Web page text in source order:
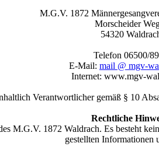
M.G.V. 1872
Morscheider
54320
Telefon 06500/
E-Mail: mail @ mgv-
Internet: www.mgv-
Verantwortlicher gemäß § 10
Rechtliche
M.G.V. 1872 Waldrach. Es besteht
gestellten Informationen